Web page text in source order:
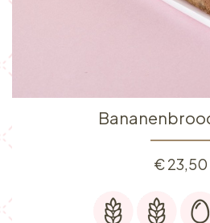
€23,50